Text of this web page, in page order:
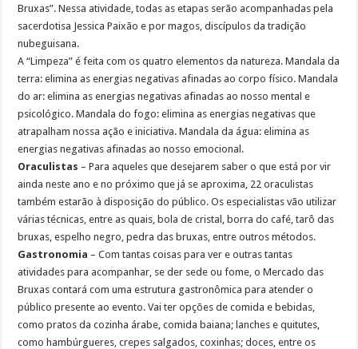
Bruxas”. Nessa atividade, todas as etapas serão acompanhadas pela
sacerdotisa Jessica Paixão e por magos, discípulos da tradição
nubeguisana.
A “Limpeza” é feita com os quatro elementos da natureza. Mandala da
terra: elimina as energias negativas afinadas ao corpo físico. Mandala
do ar: elimina as energias negativas afinadas ao nosso mental e
psicológico. Mandala do fogo: elimina as energias negativas que
atrapalham nossa ação e iniciativa. Mandala da água: elimina as
energias negativas afinadas ao nosso emocional.
Oraculistas – Para aqueles que desejarem saber o que está por vir
ainda neste ano e no próximo que já se aproxima, 22 oraculistas
também estarão à disposição do público. Os especialistas vão utilizar
várias técnicas, entre as quais, bola de cristal, borra do café, tarô das
bruxas, espelho negro, pedra das bruxas, entre outros métodos.
Gastronomia – Com tantas coisas para ver e outras tantas
atividades para acompanhar, se der sede ou fome, o Mercado das
Bruxas contará com uma estrutura gastronômica para atender o
público presente ao evento. Vai ter opções de comida e bebidas,
como pratos da cozinha árabe, comida baiana; lanches e quitutes,
como hambúrgueres, crepes salgados, coxinhas; doces, entre os